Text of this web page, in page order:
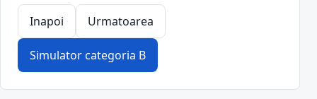
Inapoi Urmatoarea
Simulator categoria B